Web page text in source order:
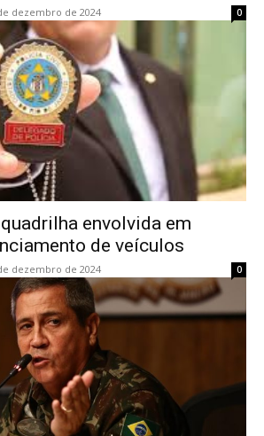
dezembro de 2024 0
envolvida em
de veículos
dezembro de 2024 0